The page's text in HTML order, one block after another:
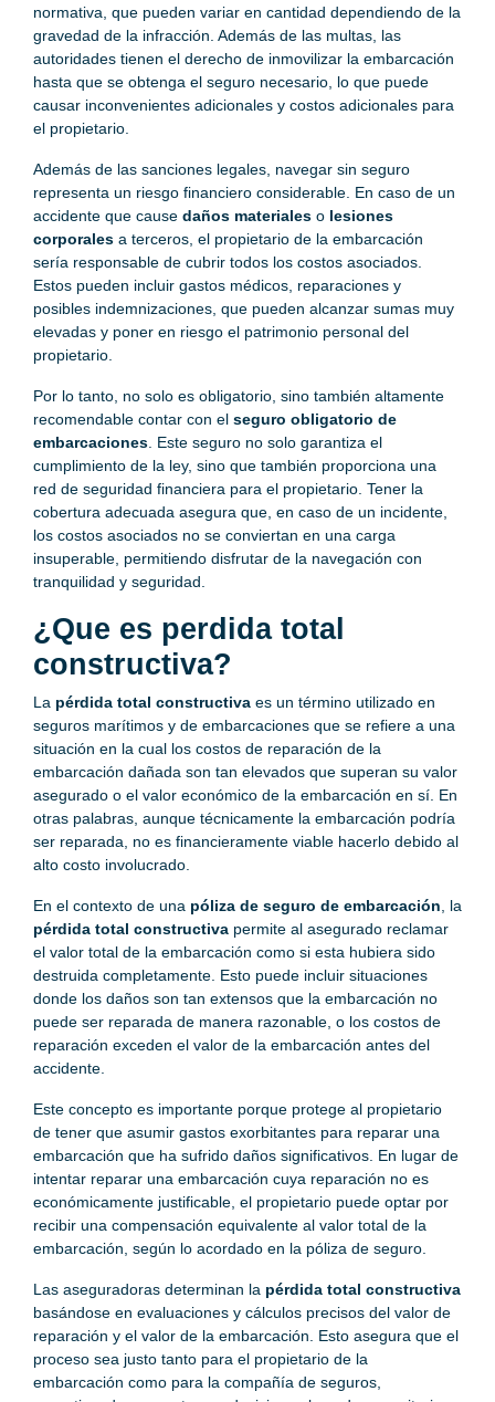
normativa, que pueden variar en cantidad dependiendo de la
gravedad de la infracción. Además de las multas, las
autoridades tienen el derecho de inmovilizar la embarcación
hasta que se obtenga el seguro necesario, lo que puede
causar inconvenientes adicionales y costos adicionales para
el propietario.
Además de las sanciones legales, navegar sin seguro
representa un riesgo financiero considerable. En caso de un
accidente que cause daños materiales o lesiones
corporales a terceros, el propietario de la embarcación
sería responsable de cubrir todos los costos asociados.
Estos pueden incluir gastos médicos, reparaciones y
posibles indemnizaciones, que pueden alcanzar sumas muy
elevadas y poner en riesgo el patrimonio personal del
propietario.
Por lo tanto, no solo es obligatorio, sino también altamente
recomendable contar con el seguro obligatorio de
embarcaciones . Este seguro no solo garantiza el
cumplimiento de la ley, sino que también proporciona una
red de seguridad financiera para el propietario. Tener la
cobertura adecuada asegura que, en caso de un incidente,
los costos asociados no se conviertan en una carga
insuperable, permitiendo disfrutar de la navegación con
tranquilidad y seguridad.
¿Que es perdida total
constructiva?
La pérdida total constructiva es un término utilizado en
seguros marítimos y de embarcaciones que se refiere a una
situación en la cual los costos de reparación de la
embarcación dañada son tan elevados que superan su valor
asegurado o el valor económico de la embarcación en sí. En
otras palabras, aunque técnicamente la embarcación podría
ser reparada, no es financieramente viable hacerlo debido al
alto costo involucrado.
En el contexto de una póliza de seguro de embarcación , la
pérdida total constructiva permite al asegurado reclamar
el valor total de la embarcación como si esta hubiera sido
destruida completamente. Esto puede incluir situaciones
donde los daños son tan extensos que la embarcación no
puede ser reparada de manera razonable, o los costos de
reparación exceden el valor de la embarcación antes del
accidente.
Este concepto es importante porque protege al propietario
de tener que asumir gastos exorbitantes para reparar una
embarcación que ha sufrido daños significativos. En lugar de
intentar reparar una embarcación cuya reparación no es
económicamente justificable, el propietario puede optar por
recibir una compensación equivalente al valor total de la
embarcación, según lo acordado en la póliza de seguro.
Las aseguradoras determinan la pérdida total constructiva
basándose en evaluaciones y cálculos precisos del valor de
reparación y el valor de la embarcación. Esto asegura que el
proceso sea justo tanto para el propietario de la
embarcación como para la compañía de seguros,